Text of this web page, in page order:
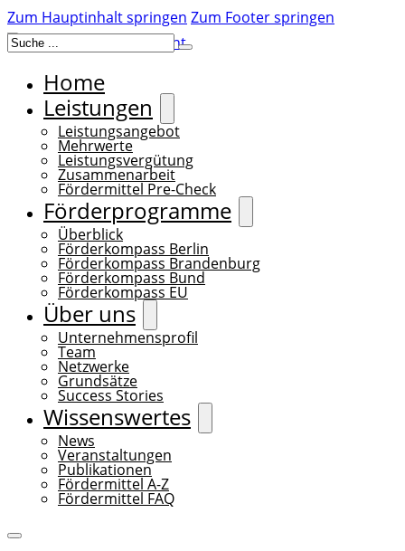
Zum Hauptinhalt springen Zum Footer springen
Suchen
Home
Leistungen
Leistungsangebot
Mehrwerte
Leistungsvergütung
Zusammenarbeit
Fördermittel Pre-Check
Förderprogramme
Überblick
Förderkompass Berlin
Förderkompass Brandenburg
Förderkompass Bund
Förderkompass EU
Über uns
Unternehmensprofil
Team
Netzwerke
Grundsätze
Success Stories
Wissenswertes
News
Veranstaltungen
Publikationen
Fördermittel A-Z
Fördermittel FAQ